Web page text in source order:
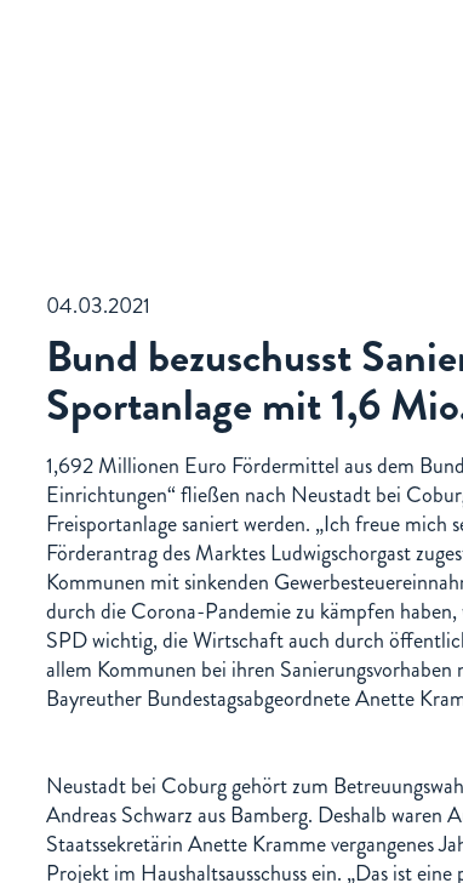
04.03.2021
Bund bezuschusst
Sportanlage mit 1,6
1,692 Millionen Euro Fördermittel aus dem
Einrichtungen“ fließen nach Neustadt bei
Freisportanlage saniert werden. „Ich freue mich
Förderantrag des Marktes Ludwigschorgast
Kommunen mit sinkenden
durch die Corona-Pandemie zu kämpfen
SPD wichtig, die Wirtschaft auch durch
allem Kommunen bei ihren Sanierungsvorhaben
Bayreuther Bundestagsabgeordnete Anette
Neustadt bei Coburg gehört zum
Andreas Schwarz aus Bamberg. Deshalb waren
Staatssekretärin Anette Kramme vergangenes
Projekt im Haushaltsausschuss ein. „Das ist